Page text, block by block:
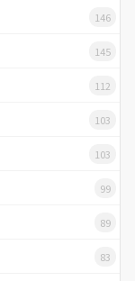
146
145
112
103
103
99
89
83